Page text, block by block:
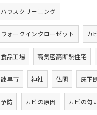
ハウスクリーニング
ウォークインクローゼット カ
食品工場 高気密高断熱住宅
諫早市 神社 仏閣 床下
予防 カビの原因 カビの匂